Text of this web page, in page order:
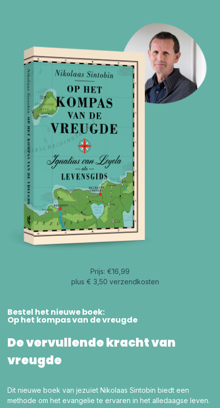
Prijs: €16,99
plus € 3,50 verzendkosten
Bestel het nieuwe boek:
Op het kompas van de vreugde
De vervullende kracht van
vreugde
Dit nieuwe boek van jezuïet Nikolaas Sintobin biedt een
methode om het evangelie te ervaren in het alledaagse leven.